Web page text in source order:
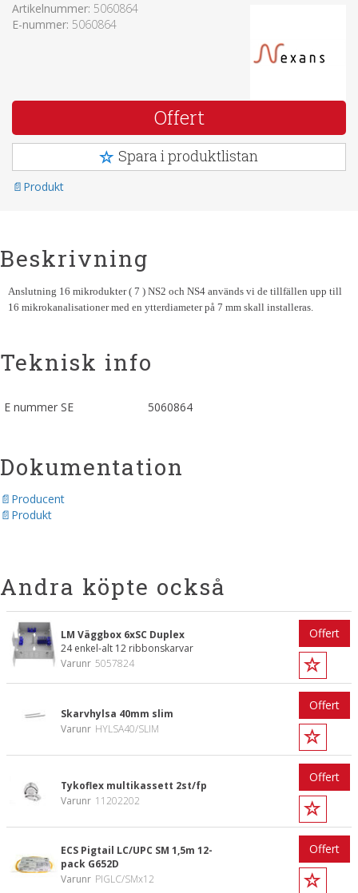
Artikelnummer: 5060864
E-nummer: 5060864
Offert
Spara i produktlistan
Produkt
Beskrivning
Anslutning 16 mikrodukter ( 7 ) NS2 och NS4 används vi de tillfällen upp till
16 mikrokanalisationer med en ytterdiameter på 7 mm skall installeras.
Teknisk info
E nummer SE 5060864
Dokumentation
Producent
Produkt
Andra köpte också
LM Väggbox 6xSC Duplex
24 enkel-alt 12 ribbonskarvar
Varunr 5057824
Offert
Skarvhylsa 40mm slim
Varunr HYLSA40/SLIM
Offert
Tykoflex multikassett 2st/fp
Varunr 11202202
Offert
ECS Pigtail LC/UPC SM 1,5m 12-
pack G652D
Varunr PIGLC/SMx12
Offert